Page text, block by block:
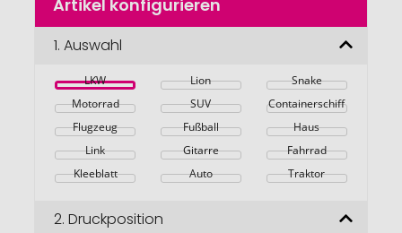
Anfang
Bildgalerie
Artikel konfigurieren
1. Auswahl
LKW Lion
Snake
Motorrad
SUV
Containerschiff
Flugzeug
Fußball
Haus
Link
Gitarre
Fahrrad
Kleeblatt
Auto Traktor
2. Druckposition